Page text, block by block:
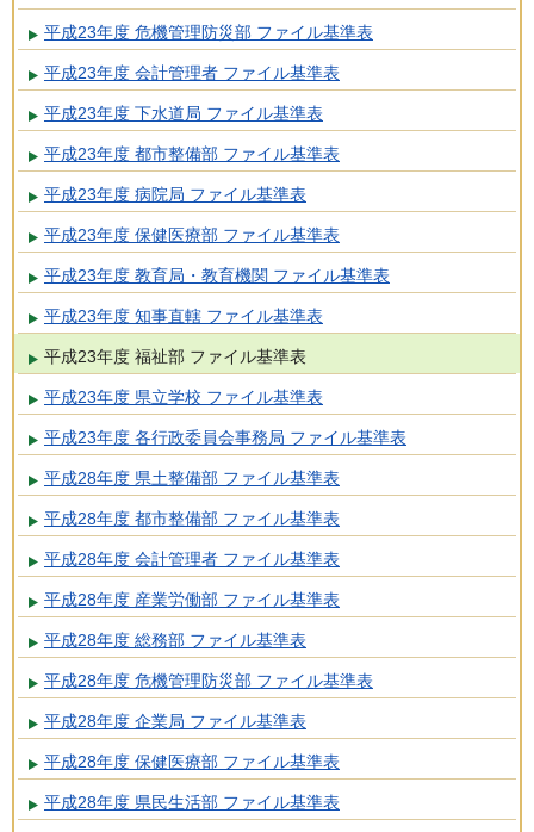
平成23年度 危機管理防災部 ファイル基準表
平成23年度 会計管理者 ファイル基準表
平成23年度 下水道局 ファイル基準表
平成23年度 都市整備部 ファイル基準表
平成23年度 病院局 ファイル基準表
平成23年度 保健医療部 ファイル基準表
平成23年度 教育局・教育機関 ファイル基準表
平成23年度 知事直轄 ファイル基準表
平成23年度 福祉部 ファイル基準表
平成23年度 県立学校 ファイル基準表
平成23年度 各行政委員会事務局 ファイル基準表
平成28年度 県土整備部 ファイル基準表
平成28年度 都市整備部 ファイル基準表
平成28年度 会計管理者 ファイル基準表
平成28年度 産業労働部 ファイル基準表
平成28年度 総務部 ファイル基準表
平成28年度 危機管理防災部 ファイル基準表
平成28年度 企業局 ファイル基準表
平成28年度 保健医療部 ファイル基準表
平成28年度 県民生活部 ファイル基準表